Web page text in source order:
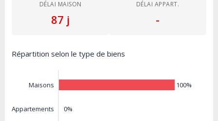
DÉLAI MAISON
87 j
DÉLAI APPART.
-
Répartition selon le type de biens
Maisons
Appartements
100%
0%